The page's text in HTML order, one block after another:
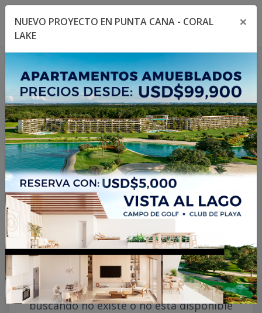
Toggle navigation menu
404
La propiedad no existe
o no está disponible
Lo sentimos, la propiedad que estás
buscando no existe o no está disponible
NUEVO PROYECTO EN PUNTA CANA - CORAL
LAKE
×